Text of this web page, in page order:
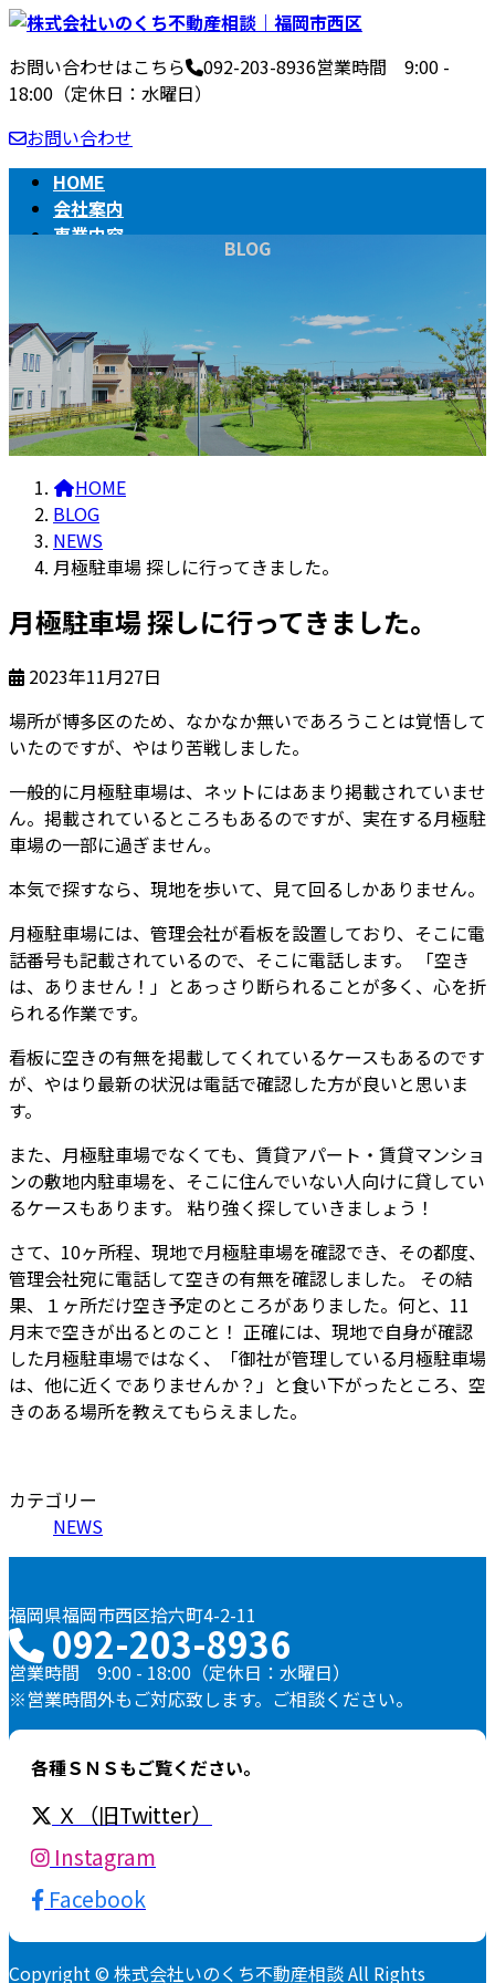
コ
テ
ン
ツ
へ
ッ
ナ
ゲ
ー
シ
ョ
移
お問い合わせはこちら 092-203-8936営業時間 9:00 -
18:00（定休日：水曜日）
お問い合わせ
HOME
会社案内
事業内容
BLOG
HOME
BLOG
NEWS
月極駐車場 探しに行ってきました。
月極駐車場 探しに行ってきました。
2023年11月27日
場所が博多区のため、なかなか無いであろうことは覚悟して
いたのですが、やはり苦戦しました。
一般的に月極駐車場は、ネットにはあまり掲載されていませ
ん。 掲載されているところもあるのですが、実在する月極駐
車場の一部に過ぎません。
本気で探すなら、現地を歩いて、見て回るしかありません。
月極駐車場には、管理会社が看板を設置しており、そこに電
話番号も記載されているので、そこに電話します。 「空き
は、ありません！」とあっさり断られることが多く、心を折
られる作業です。
看板に空きの有無を掲載してくれているケースもあるのです
が、やはり最新の状況は電話で確認した方が良いと思いま
す。
また、月極駐車場でなくても、 賃貸アパート・賃貸マンショ
ンの敷地内駐車場を、そこに住んでいない人向けに貸してい
るケースもあります。
粘り強く探していきましょう！
さて、10ヶ所程、現地で月極駐車場を確認でき、その都度、
管理会社宛に電話して空きの有無を確認しました。 その結
果、１ヶ所だけ空き予定のところがありました。何と、11
月末で空きが出るとのこと！ 正確には、現地で自身が確認
した月極駐車場ではなく、「御社が管理している月極駐車場
は、他に近くでありませんか？」と食い下がったところ、空
きのある場所を教えてもらえました。
カテゴリー
NEWS
福岡県福岡市西区拾六町4-2-11
092-203-8936
営業時間 9:00 - 18:00（定休日：水曜日）
※営業時間外もご対応致します。ご相談ください。
各種ＳＮＳもご覧ください。
Ｘ（旧Twitter）
Instagram
Facebook
Copyright © 株式会社いのくち不動産相談 All Rights